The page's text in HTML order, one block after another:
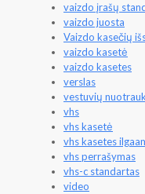
vaizdo įrašų
vaizdo juosta
Vaizdo kasečių
vaizdo kasetė
vaizdo kasetes
verslas
vestuvių
vhs
vhs kasetė
vhs kasetes
vhs perrašymas
vhs-c standartas
video